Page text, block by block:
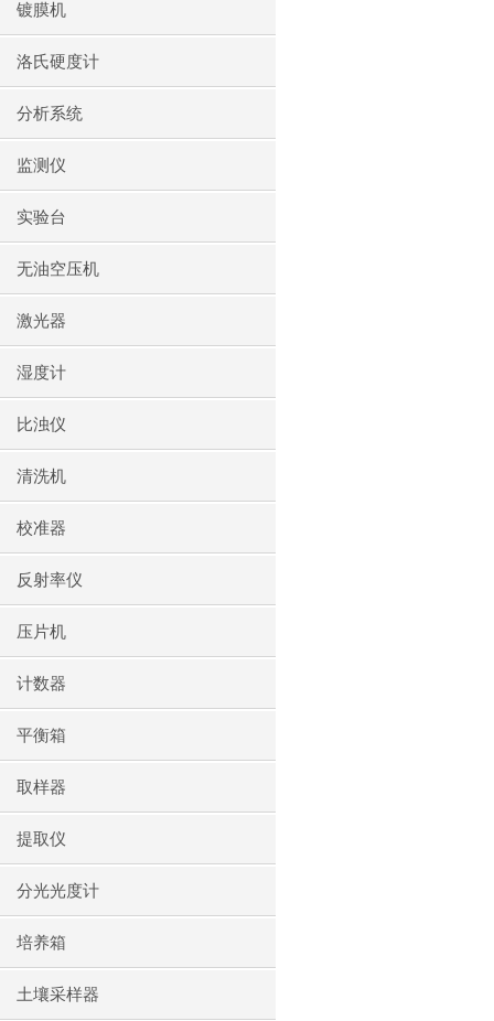
镀膜机
洛氏硬度计
分析系统
监测仪
实验台
无油空压机
激光器
湿度计
比浊仪
清洗机
校准器
反射率仪
压片机
计数器
平衡箱
取样器
提取仪
分光光度计
培养箱
土壤采样器